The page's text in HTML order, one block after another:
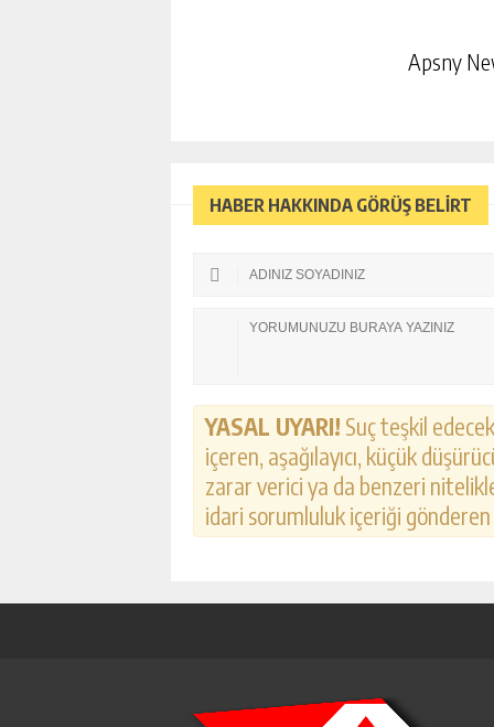
Apsny
HABER HAKKINDA GÖRÜŞ BELİRT
YASAL UYARI! Suç teşkil
içeren, aşağılayıcı, küçük
zarar verici ya da benzeri
idari sorumluluk içeriği